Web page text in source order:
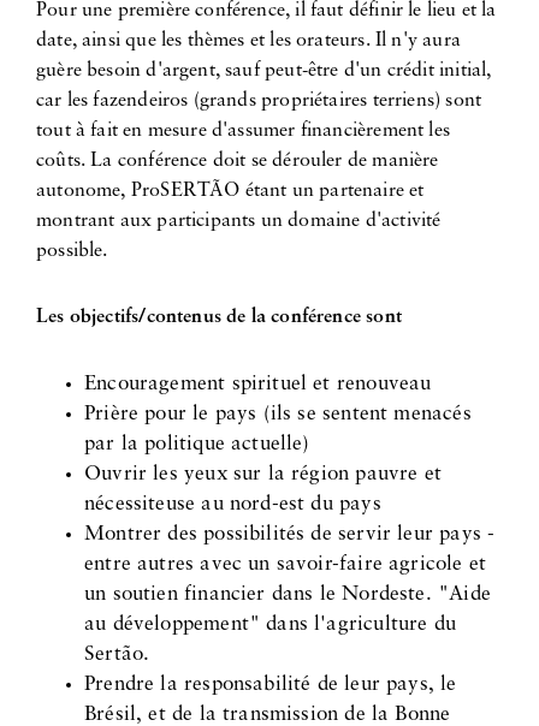
Pour une première conférence, il faut définir le lieu et la
date, ainsi que les thèmes et les orateurs. Il n'y aura
guère besoin d'argent, sauf peut-être d'un crédit initial,
car les fazendeiros (grands propriétaires terriens) sont
tout à fait en mesure d'assumer financièrement les
coûts. La conférence doit se dérouler de manière
autonome, ProSERTÃO étant un partenaire et
montrant aux participants un domaine d'activité
possible.
Les objectifs/contenus de la conférence sont
Encouragement spirituel et renouveau
Prière pour le pays (ils se sentent menacés
par la politique actuelle)
Ouvrir les yeux sur la région pauvre et
nécessiteuse au nord-est du pays
Montrer des possibilités de servir leur pays -
entre autres avec un savoir-faire agricole et
un soutien financier dans le Nordeste. "Aide
au développement" dans l'agriculture du
Sertão.
Prendre la responsabilité de leur pays, le
Brésil, et de la transmission de la Bonne